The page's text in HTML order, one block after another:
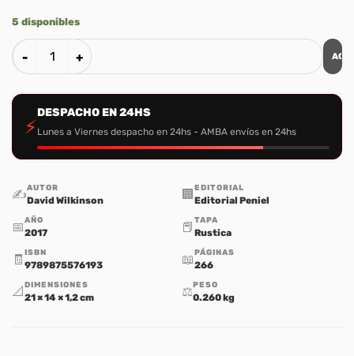
5 disponibles
¿Qué Hace Dios Cuando Oramos? cantidad
⚡
DESPACHO EN 24HS
Lunes a Viernes despacho en 24hs - AMBA envíos en 24hs
✍️AUTOR
David Wilkinson 🏢 EDITORIAL
Editorial Peniel
📅AÑO
2017 📕 TAPA
Rustica
🧾 ISBN
9789875576193 📖PÁGINAS
266
📐 DIMENSIONES
21 × 14 × 1,2 cm ⚖️PESO
0.260 kg